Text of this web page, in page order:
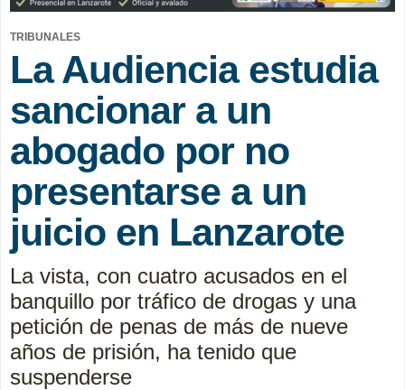
TRIBUNALES
La Audiencia estudia
sancionar a un
abogado por no
presentarse a un
juicio en Lanzarote
La vista, con cuatro acusados en el
banquillo por tráfico de drogas y una
petición de penas de más de nueve
años de prisión, ha tenido que
suspenderse